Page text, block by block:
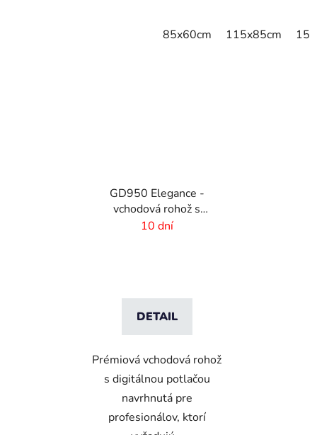
85x60cm 115x85cm
GD950 Elegance -
vchodová rohož s
digitálnou potlačou - 6
10 dní
DETAIL
Prémiová vchodová rohož
s digitálnou potlačou
navrhnutá pre
profesionálov, ktorí